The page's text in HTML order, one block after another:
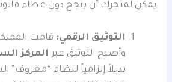
يمكن لمتجرك أن ينجح دون غطاء
التوثيق الرقمي: قامت
وأصبح التوثيق عبر المركز
بديلاً إلزامياً لنظام “معروف”